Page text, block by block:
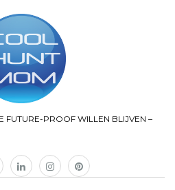
FUTURE-PROOF WILLEN BLIJVEN –